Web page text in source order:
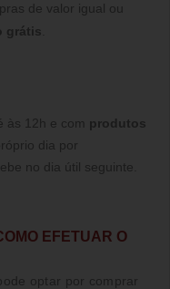
de valor igual ou
grátis
às 12h e com produtos
dia por
no dia útil seguinte.
EFETUAR O
optar por comprar